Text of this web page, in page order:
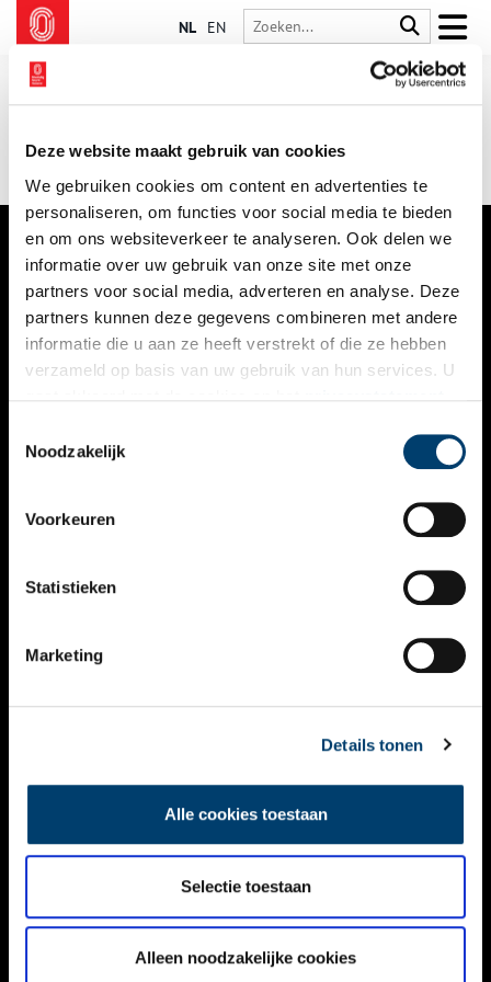
Deze website maakt gebruik van cookies
We gebruiken cookies om content en advertenties te
personaliseren, om functies voor social media te bieden
en om ons websiteverkeer te analyseren. Ook delen we
informatie over uw gebruik van onze site met onze
partners voor social media, adverteren en analyse. Deze
partners kunnen deze gegevens combineren met andere
informatie die u aan ze heeft verstrekt of die ze hebben
verzameld op basis van uw gebruik van hun services. U
Noodzakelijk
Voorkeuren
Statistieken
Marketing
Details tonen
Alle cookies toestaan
Selectie toestaan
Alleen noodzakelijke cookies
NL EN
VERHALEN
NIEUWS
KALENDER
ACTIVITEITEN
NIEUWSBRIEF
DISCLAIMER
TOEGANKELIJKHEID
Volg ONH op social media